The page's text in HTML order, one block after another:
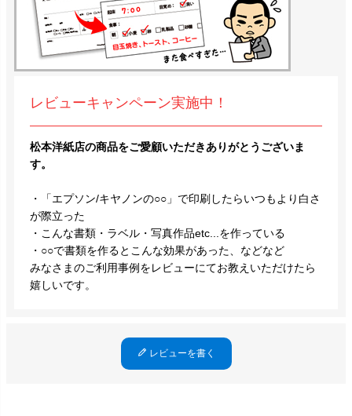
レビューキャンペーン実施中！
松本洋紙店の商品をご愛顧いただきありがとうございま
す。
・「エプソン/キヤノンの○○」で印刷したらいつもより白さ
が際立った
・こんな書類・ラベル・写真作品etc...を作っている
・○○で書類を作るとこんな効果があった、などなど
みなさまのご利用事例をレビューにてお教えいただけたら
嬉しいです。
レビューを書く